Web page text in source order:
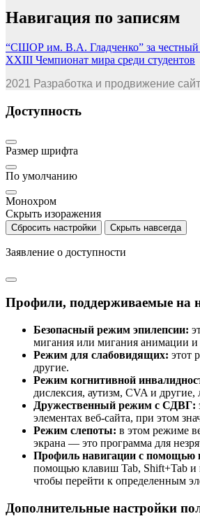
Навигация по записям
“СШОР им. В.А. Гладченко” за честный
XXIII Чемпионат мира среди студентов
2021 Разработка и продвижение
Доступность
Размер шрифта
По умолчанию
Монохром
Скрыть изоражения
Сбросить настройки Скрыть навсегда
Заявление о доступности
Профили, поддерживаемые на
Безопасный режим эпилепсии:
мигания или мигания анимации и
Режим для слабовидящих: этот
другие.
Режим когнитивной
дислексия, аутизм, CVA и другие,
Дружественный режим с СДВГ:
элементах веб-сайта, при этом
Режим слепоты: в этом режиме
экрана — это программа для
Профиль навигации с помощью
помощью клавиш Tab, Shift+Tab и
чтобы перейти к определенным
Дополнительные настройки